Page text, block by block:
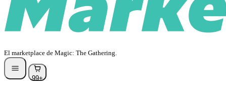
El marketplace de Magic: The Gathering.
99+